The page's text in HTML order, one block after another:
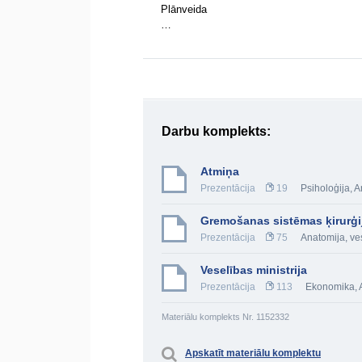
Plānveida
…
Darbu komplekts:
Atmiņa
Prezentācija 19 Psiholoģija,
Gremošanas sistēmas
Prezentācija 75 Anatomija,
Veselības ministrija
Prezentācija 113 Ekonomika,
Materiālu komplekts Nr. 1152332
Apskatīt materiālu komplektu